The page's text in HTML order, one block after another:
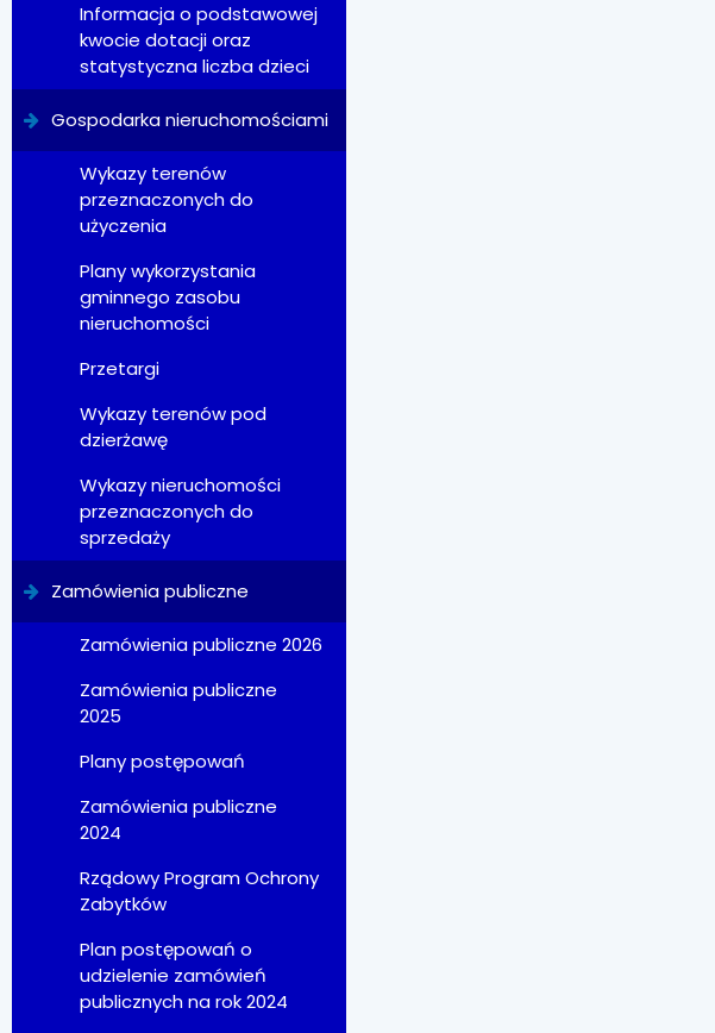
Informacja o podstawowej
kwocie dotacji oraz
statystyczna liczba dzieci
Gospodarka nieruchomościami
Wykazy terenów
przeznaczonych do
użyczenia
Plany wykorzystania
gminnego zasobu
nieruchomości
Przetargi
Wykazy terenów pod
dzierżawę
Wykazy nieruchomości
przeznaczonych do
sprzedaży
Zamówienia publiczne
Zamówienia publiczne 2026
Zamówienia publiczne
2025
Plany postępowań
Zamówienia publiczne
2024
Rządowy Program Ochrony
Zabytków
Plan postępowań o
udzielenie zamówień
publicznych na rok 2024